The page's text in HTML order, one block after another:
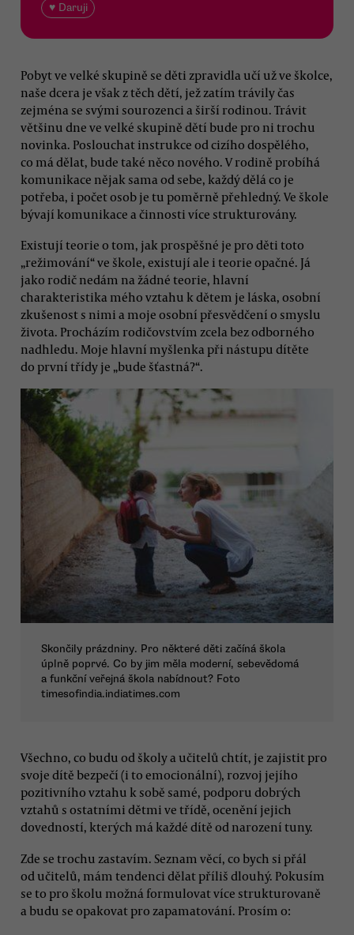
♥ Daruji
Pobyt ve velké skupině se děti zpravidla učí už ve školce,
naše dcera je však z těch dětí, jež zatím trávily čas
zejména se svými sourozenci a širší rodinou. Trávit
většinu dne ve velké skupině dětí bude pro ni trochu
novinka. Poslouchat instrukce od cizího dospělého,
co má dělat, bude také něco nového. V rodině probíhá
komunikace nějak sama od sebe, každý dělá co je
potřeba, i počet osob je tu poměrně přehledný. Ve škole
bývají komunikace a činnosti více strukturovány.
Existují teorie o tom, jak prospěšné je pro děti toto
„režimování“ ve škole, existují ale i teorie opačné. Já
jako rodič nedám na žádné teorie, hlavní
charakteristika mého vztahu k dětem je láska, osobní
zkušenost s nimi a moje osobní přesvědčení o smyslu
života. Procházím rodičovstvím zcela bez odborného
nadhledu. Moje hlavní myšlenka při nástupu dítěte
do první třídy je „bude šťastná?“.
Skončily prázdniny. Pro některé děti začíná škola
úplně poprvé. Co by jim měla moderní, sebevědomá
a funkční veřejná škola nabídnout? Foto
timesofindia.indiatimes.com
Všechno, co budu od školy a učitelů chtít, je zajistit pro
svoje dítě bezpečí (i to emocionální), rozvoj jejího
pozitivního vztahu k sobě samé, podporu dobrých
vztahů s ostatními dětmi ve třídě, ocenění jejich
dovedností, kterých má každé dítě od narození tuny.
Zde se trochu zastavím. Seznam věcí, co bych si přál
od učitelů, mám tendenci dělat příliš dlouhý. Pokusím
se to pro školu možná formulovat více strukturovaně
a budu se opakovat pro zapamatování. Prosím o: